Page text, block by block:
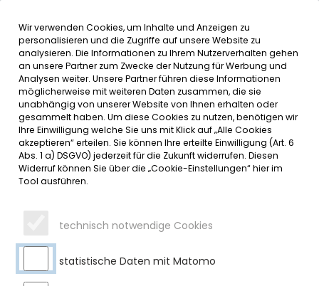
MENÜ
SERVICE
DATUMSMENÜ
JAHR WÄHLEN
MONAT WÄHLEN
Wir verwenden Cookies, um Inhalte und Anzeigen zu
personalisieren und die Zugriffe auf unsere Website zu
analysieren. Die Informationen zu Ihrem Nutzerverhalten gehen
an unsere Partner zum Zwecke der Nutzung für Werbung und
Analysen weiter. Unsere Partner führen diese Informationen
möglicherweise mit weiteren Daten zusammen, die sie
unabhängig von unserer Website von Ihnen erhalten oder
gesammelt haben. Um diese Cookies zu nutzen, benötigen wir
Ihre Einwilligung welche Sie uns mit Klick auf „Alle Cookies
akzeptieren“ erteilen. Sie können Ihre erteilte Einwilligung (Art. 6
Abs. 1 a) DSGVO) jederzeit für die Zukunft widerrufen. Diesen
Widerruf können Sie über die „Cookie-Einstellungen“ hier im
Tool ausführen.
technisch notwendige Cookies
statistische Daten mit Matomo